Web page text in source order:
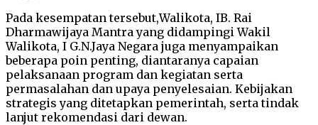
Pada kesempatan tersebut,Walikota, IB. Rai
Dharmawijaya Mantra yang didampingi Wakil
Walikota, I G.N.Jaya Negara juga menyampaikan
beberapa poin penting, diantaranya capaian
pelaksanaan program dan kegiatan serta
permasalahan dan upaya penyelesaian. Kebijakan
strategis yang ditetapkan pemerintah, serta tindak
lanjut rekomendasi dari dewan.